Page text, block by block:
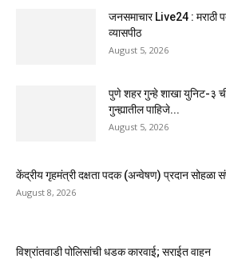
जनसमाचार Live24 : मराठी
व्यासपीठ
August 5, 2026
पुणे शहर गुन्हे शाखा युनिट-३
गुन्ह्यातील पाहिजे...
August 5, 2026
केंद्रीय गृहमंत्री दक्षता पदक (अन्वेषण) प्रदान सोहळा
August 8, 2026
विश्रांतवाडी पोलिसांची धडक कारवाई; सराईत वाहन